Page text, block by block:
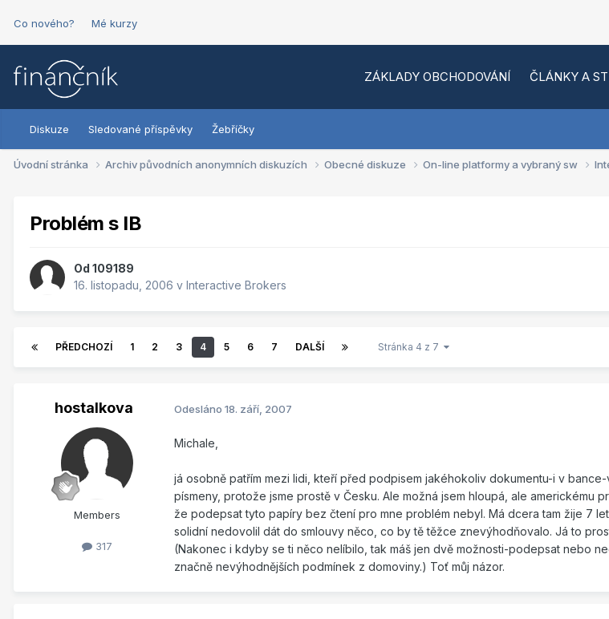
Co nového? Mé kurzy
ZÁKLADY OBCHODOVÁNÍ ČLÁNKY A
Diskuze Sledované příspěvky Žebříčky
Úvodní stránka Archiv původních anonymních diskuzích Obecné diskuze On-line platformy a vybraný sw
Problém s IB
Od 109189
16. listopadu, 2006 v Interactive Brokers
PŘEDCHOZÍ 1 2 3 4 5 6 7 DALŠÍ Stránka 4 z 7
hostalkova
Members
317
Odesláno 18. září, 2007
Michale,
já osobně patřím mezi lidi, kteří před podpisem jakéhokoliv dokumentu-i v bance-
písmeny, protože jsme prostě v Česku. Ale možná jsem hloupá, ale americkému
že podepsat tyto papíry bez čtení pro mne problém nebyl. Má dcera tam žije 7
solidní nedovolil dát do smlouvy něco, co by tě těžce znevýhodňovalo. Já to
(Nakonec i kdyby se ti něco nelíbilo, tak máš jen dvě možnosti-podepsat nebo
značně nevýhodnějších podmínek z domoviny.) Toť můj názor.